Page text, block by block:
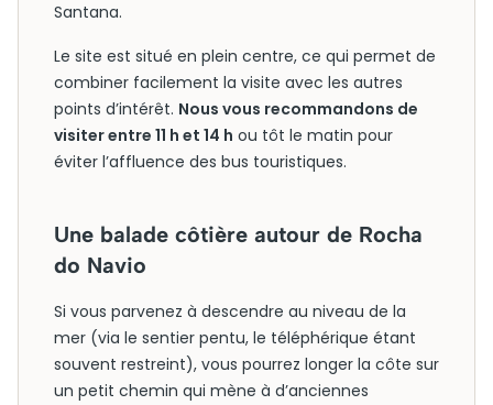
Santana.
Le site est situé en plein centre, ce qui permet de
combiner facilement la visite avec les autres
points d’intérêt. Nous vous recommandons de
visiter entre 11 h et 14 h ou tôt le matin pour
éviter l’affluence des bus touristiques.
Une balade côtière autour de Rocha
do Navio
Si vous parvenez à descendre au niveau de la
mer (via le sentier pentu, le téléphérique étant
souvent restreint), vous pourrez longer la côte sur
un petit chemin qui mène à d’anciennes